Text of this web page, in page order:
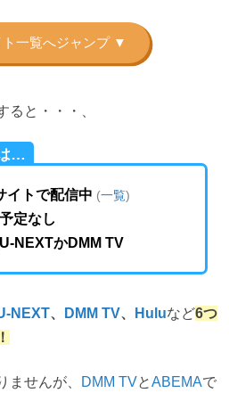
と・・・、
…
イトで配信中 (一覧)
定なし
NEXTかDMM TV
NEXT、 DMM TV、 Huluなど6つ
せんが、 DMM TVとABEMAで